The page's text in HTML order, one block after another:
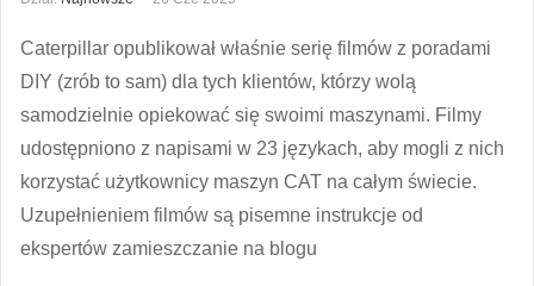
Caterpillar opublikował właśnie serię filmów z poradami
DIY (zrób to sam) dla tych klientów, którzy wolą
samodzielnie opiekować się swoimi maszynami. Filmy
udostępniono z napisami w 23 językach, aby mogli z nich
korzystać użytkownicy maszyn CAT na całym świecie.
Uzupełnieniem filmów są pisemne instrukcje od
ekspertów zamieszczanie na blogu